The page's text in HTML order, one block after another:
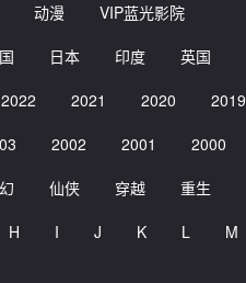
动漫
VIP蓝光影院
日本 印度 英国
2022 2021 2020 2019
2002 2001
2000
仙侠 穿越 重生
H I J K L M